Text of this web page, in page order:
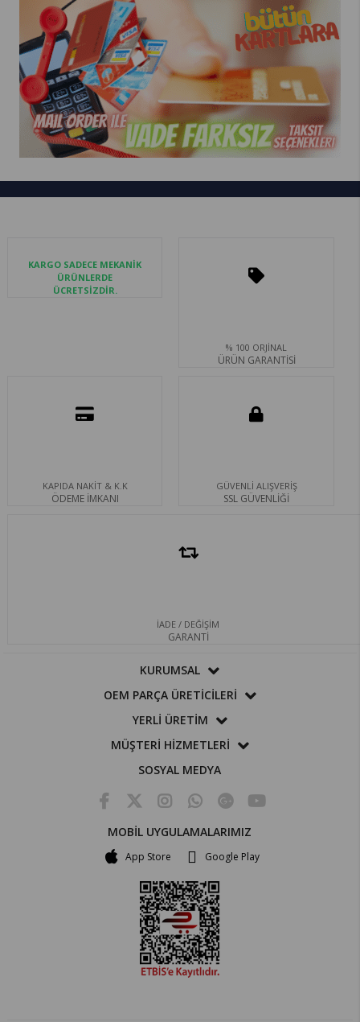
KARGO SADECE MEKANİK
ÜRÜNLERDE
ÜCRETSİZDİR.
% 100 ORJİNAL
ÜRÜN GARANTİSİ
KAPIDA NAKİT & K.K
ÖDEME İMKANI
GÜVENLİ ALIŞVERİŞ
SSL GÜVENLİĞİ
İADE / DEĞİŞİM
GARANTİ
KURUMSAL
OEM PARÇA ÜRETİCİLERİ
YERLİ ÜRETİM
MÜŞTERİ HİZMETLERİ
SOSYAL MEDYA
MOBİL UYGULAMALARIMIZ
App Store Google Play